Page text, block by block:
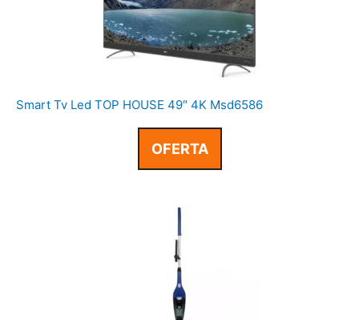
Smart Tv Led TOP HOUSE 49″ 4K Msd6586
OFERTA